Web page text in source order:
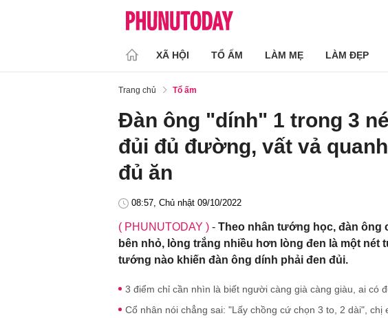
XÃ HỘI TỔ ẤM LÀM MẸ LÀM ĐẸP
Trang chủ Tổ ấm
Đàn ông "dính" 1 trong 3
đủi đủ đường, vất vả
đủ ăn
08:57, Chủ nhật 09/10/2022
( PHUNUTODAY ) - Theo nhân tướng học, đàn ông
bên nhỏ, lòng trắng nhiều hơn lòng đen là một nét
tướng nào khiến đàn ông dính phải đen đủi.
3 điểm chỉ cần nhìn là biết người càng già càng giàu, ai có
Cổ nhân nói chẳng sai: "Lấy chồng cứ chọn 3 to, 2 dài",